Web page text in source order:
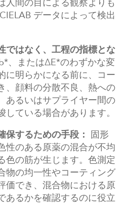
人間の目による観察よりも
データによって検出
ではなく、工程の指標とな
、またはΔE*のわずかな変
に明らかになる前に、コー
、顔料の分散不良、熱への
あるいはサプライヤー間の
ている場合があります。
保するための手段： 固形
性のある原薬の混合が不均
色の筋が生じます。色測定
物の均一性やコーティング
価でき、混合物における原
あるかを確認するのに役立